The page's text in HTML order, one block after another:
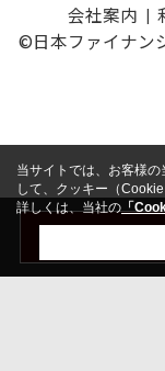
会社案内
©日本ファイナン
当サイトでは、お客様
して、クッキー（
詳しくは、当社の「